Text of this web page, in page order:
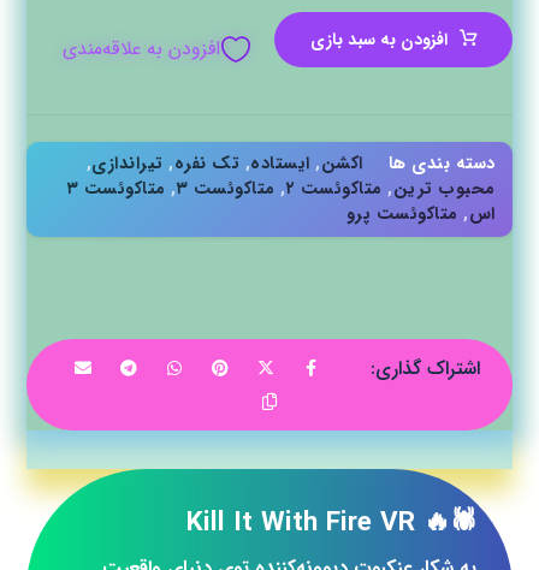
افزودن به سبد بازی افزودن به علاقه‌مندی
دسته بندی ها اکشن, ایستاده, تک نفره, تیراندازی,
محبوب ترین, متاکوئست ۲ , متاکوئست ۳ ,
متاکوئست ۳
اس, متاکوئست پرو
🕷️🔥 Kill It With Fire VR